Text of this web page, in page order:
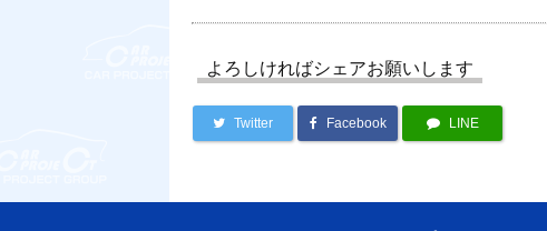
よろしければシェアお願いします
Twitter Facebook LINE